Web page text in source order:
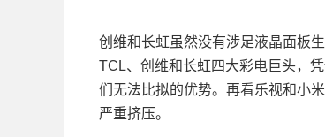
创维和长虹虽然没有涉足液晶面板
TCL、创维和长虹四大彩电巨头，
们无法比拟的优势。再看乐视和小
严重挤压。